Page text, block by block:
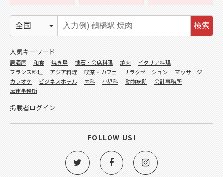
検索
人気キーワード
居酒屋 和食 焼き鳥 懐石・会席料理 焼肉
イタリア料理
フランス料理
アジア料理 喫茶・カフェ リラクゼーション
マッサージ
カラオケ
ビジネスホテル 内科 小児科 動物病院
会計事務所
法律事務所
掲載者ログイン
FOLLOW US!